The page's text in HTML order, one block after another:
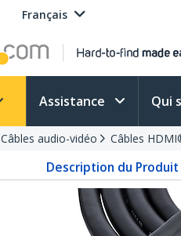
Français
Assistance Qui
Câbles audio-vidéo Câbles
Description du Produit